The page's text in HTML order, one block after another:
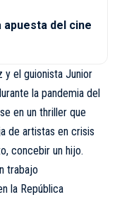
apuesta del cine
el guionista Junior
la pandemia del
en un thriller que
de artistas en crisis
concebir un hijo.
trabajo
la República